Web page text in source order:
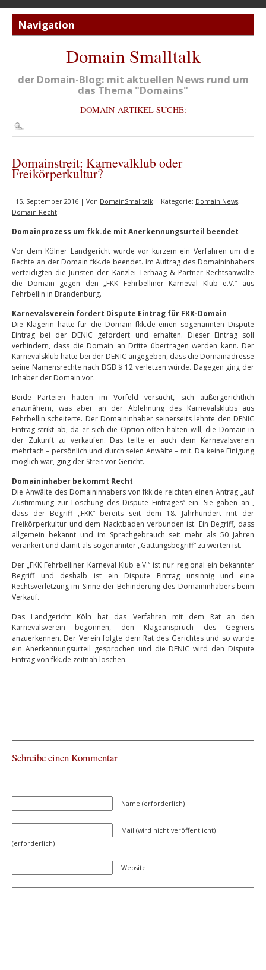
Domain Smalltalk
der Domain-Blog: mit aktuellen News rund um
das Thema "Domains"
DOMAIN-ARTIKEL SUCHE:
Domainstreit: Karnevalklub oder
Freikörperkultur?
15. September 2016 | Von DomainSmalltalk | Kategorie: Domain News,
Domain Recht
Domainprozess um fkk.de mit Anerkennungsurteil beendet
Vor dem Kölner Landgericht wurde vor kurzem ein Verfahren um die
Rechte an der Domain fkk.de beendet. Im Auftrag des Domaininhabers
verteidigten die Juristen der Kanzlei Terhaag & Partner Rechtsanwälte
die Domain gegen den „FKK Fehrbelliner Karneval Klub e.V.“ aus
Fehrbellin in Brandenburg.
Karnevalsverein fordert Dispute Eintrag für FKK-Domain
Die Klägerin hatte für die Domain fkk.de einen sogenannten Dispute
Eintrag bei der DENIC gefordert und erhalten. Dieser Eintrag soll
verhindern, dass die Domain an Dritte übertragen werden kann. Der
Karnevalsklub hatte bei der DENIC angegeben, dass die Domainadresse
seine Namensrechte nach BGB § 12 verletzen würde. Dagegen ging der
Inhaber der Domain vor.
Beide Parteien hatten im Vorfeld versucht, sich außergerichtlich
anzunähern, was aber an der Ablehnung des Karnevalsklubs aus
Fehrbellin scheiterte. Der Domaininhaber seinerseits lehnte den DENIC
Eintrag strikt ab, da er sich die Option offen halten will, die Domain in
der Zukunft zu verkaufen. Das teilte er auch dem Karnevalsverein
mehrfach – persönlich und durch seien Anwälte – mit. Da keine Einigung
möglich war, ging der Streit vor Gericht.
Domaininhaber bekommt Recht
Die Anwälte des Domaininhabers von fkk.de reichten einen Antrag „auf
Zustimmung zur Löschung des Dispute Eintrages“ ein. Sie gaben an ,
dass der Begriff „FKK“ bereits seit dem 18. Jahrhundert mit der
Freikörperkultur und dem Nacktbaden verbunden ist. Ein Begriff, dass
allgemein bekannt und im Sprachgebrauch seit mehr als 50 Jahren
verankert und damit als sogenannter „Gattungsbegriff“ zu werten ist.
Der „FKK Fehrbelliner Karneval Klub e.V.“ ist nur regional ein bekannter
Begriff und deshalb ist ein Dispute Eintrag unsinnig und eine
Rechtsverletzung im Sinne der Behinderung des Domaininhabers beim
Verkauf.
Das Landgericht Köln hat das Verfahren mit dem Rat an den
Karnevalsverein begonnen, den Klageanspruch des Gegners
anzuerkennen. Der Verein folgte dem Rat des Gerichtes und so wurde
ein Anerkennungsurteil gesprochen und die DENIC wird den Dispute
Eintrag von fkk.de zeitnah löschen.
Schreibe einen Kommentar
Name (erforderlich)
Mail (wird nicht veröffentlicht)
(erforderlich)
Website